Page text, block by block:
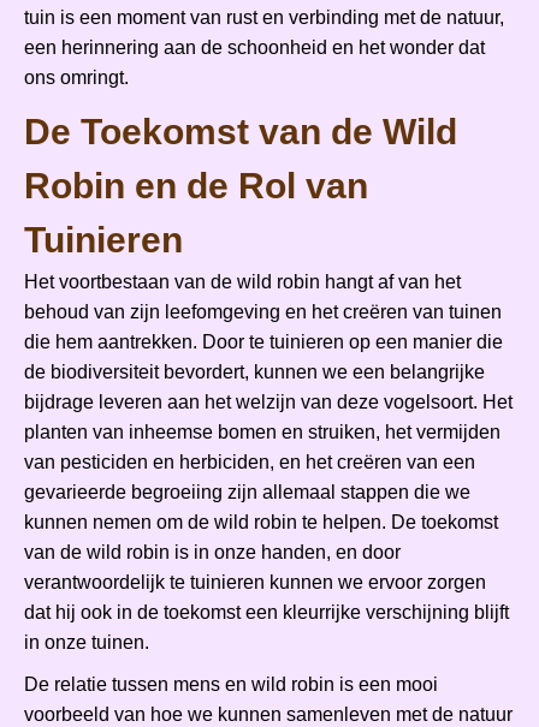
tuin is een moment van rust en verbinding met de natuur,
een herinnering aan de schoonheid en het wonder dat
ons omringt.
De Toekomst van de Wild
Robin en de Rol van
Tuinieren
Het voortbestaan van de wild robin hangt af van het
behoud van zijn leefomgeving en het creëren van tuinen
die hem aantrekken. Door te tuinieren op een manier die
de biodiversiteit bevordert, kunnen we een belangrijke
bijdrage leveren aan het welzijn van deze vogelsoort. Het
planten van inheemse bomen en struiken, het vermijden
van pesticiden en herbiciden, en het creëren van een
gevarieerde begroeiing zijn allemaal stappen die we
kunnen nemen om de wild robin te helpen. De toekomst
van de wild robin is in onze handen, en door
verantwoordelijk te tuinieren kunnen we ervoor zorgen
dat hij ook in de toekomst een kleurrijke verschijning blijft
in onze tuinen.
De relatie tussen mens en wild robin is een mooi
voorbeeld van hoe we kunnen samenleven met de natuur